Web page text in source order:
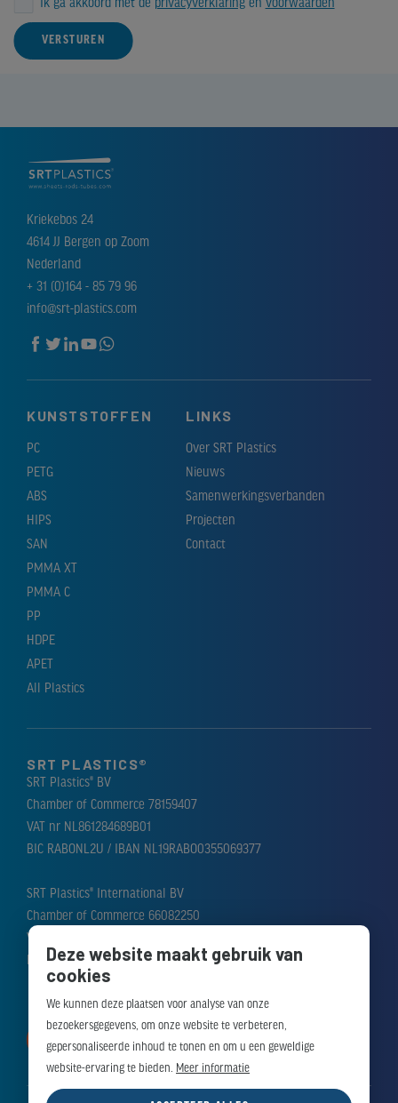
Deze website maakt gebruik van
cookies
We kunnen deze plaatsen voor analyse van onze
bezoekersgegevens, om onze website te verbeteren,
gepersonaliseerde inhoud te tonen en om u een geweldige
website-ervaring te bieden. Meer informatie
Ik ga akkoord met de privacyverklaring en voorwaarden
VERSTUREN
Kriekebos 24
4614 JJ Bergen op Zoom
Nederland
+ 31 (0)164 - 85 79 96
info@srt-plastics.com
KUNSTSTOFFEN
PC
PETG
ABS
HIPS
SAN
PMMA XT
PMMA C
PP
HDPE
APET
All Plastics
LINKS
Over SRT Plastics
Nieuws
Samenwerkingsverbanden
Projecten
Contact
SRT PLASTICS®
SRT Plastics® BV
Chamber of Commerce 78159407
VAT nr NL861284689B01
BIC RABONL2U / IBAN NL19RABO0355069377
SRT Plastics® International BV
Chamber of Commerce 66082250
VAT nr NL856388476B01
BIC RABONL2U / IBAN NL51RABO0310184282
MAAK AFSPRAAK